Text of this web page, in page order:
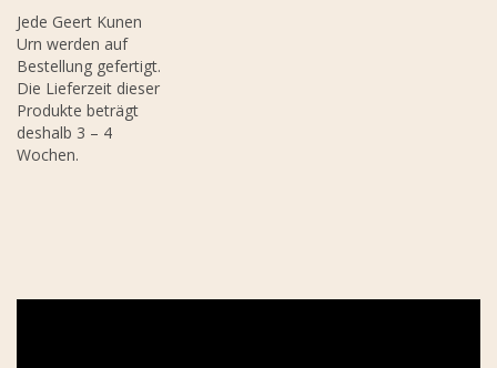
Jede Geert Kunen
Urn werden auf
Bestellung gefertigt.
Die Lieferzeit dieser
Produkte beträgt
deshalb 3 – 4
Wochen.